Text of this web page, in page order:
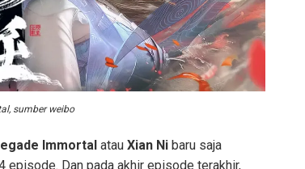
sumber weibo
Immortal atau Xian Ni baru saja
Dan pada akhir episode terakhir,